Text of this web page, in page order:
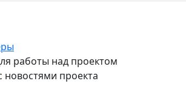
работы над проектом
новостями проекта